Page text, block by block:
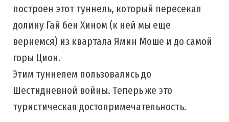
построен этот туннель, который пересекал
долину Гай бен Хином (к ней мы еще
вернемся) из квартала Ямин Моше и до самой
горы Цион.
Этим туннелем пользовались до
Шестидневной войны. Теперь же это
туристическая достопримечательность.